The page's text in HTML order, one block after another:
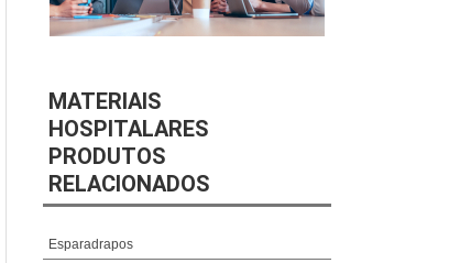
MATERIAIS
HOSPITALARES
PRODUTOS
RELACIONADOS
Esparadrapos